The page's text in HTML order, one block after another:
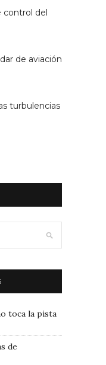
control del
de aviación
turbulencias
toca la pista
de